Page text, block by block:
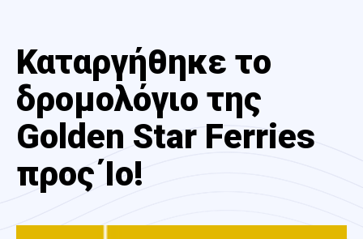
Καταργήθηκε το
δρομολόγιο της
Golden Star Ferries
προς Ίο!